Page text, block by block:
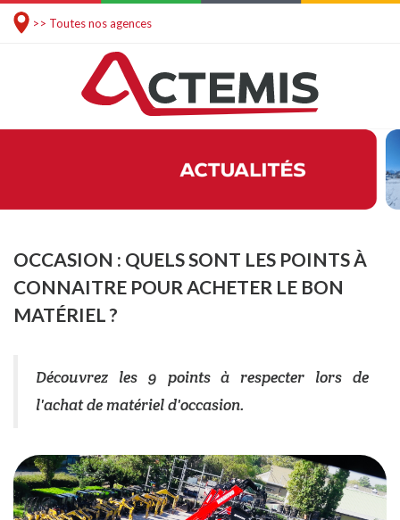
>> Toutes nos agences
OCCASION : QUELS SONT LES POINTS À
CONNAITRE POUR ACHETER LE BON
MATÉRIEL ?
Découvrez les 9 points à respecter lors de
l'achat de matériel d'occasion.